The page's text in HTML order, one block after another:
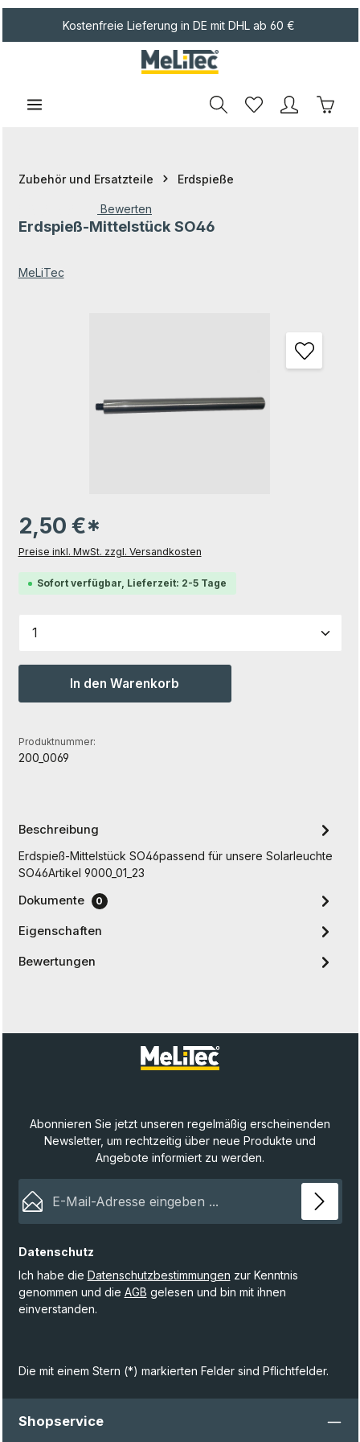
Kostenfreie Lieferung in DE mit DHL ab 60 €
Zubehör und Ersatzteile Erdspieße
Durchschnittliche Bewertung von 0 von 5 Sternen
Bewerten
Erdspieß-Mittelstück SO46
MeLiTec
2,50 €*
Preise inkl. MwSt. zzgl. Versandkosten
Sofort verfügbar, Lieferzeit: 2-5 Tage
Produkt Anzahl: Gib den gewünschten Wert ein
In den Warenkorb
Produktnummer:
200_0069
Beschreibung
Erdspieß-Mittelstück SO46passend für unsere Solarleuchte
SO46Artikel 9000_01_23
Dokumente 0
Eigenschaften
Bewertungen
Abonnieren Sie jetzt unseren regelmäßig erscheinenden
Newsletter, um rechtzeitig über neue Produkte und
Angebote informiert zu werden.
Datenschutz
Ich habe die Datenschutzbestimmungen zur Kenntnis
genommen und die AGB gelesen und bin mit ihnen
einverstanden.
Die mit einem Stern (*) markierten Felder sind Pflichtfelder.
Shopservice